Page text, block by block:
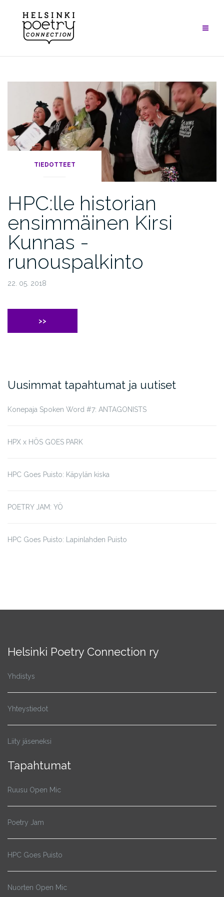
content
TIEDOTTEET
HPC:lle historian
ensimmäinen Kirsi
Kunnas -
runouspalkinto
22. 05. 2018
>>
Uusimmat tapahtumat ja uutiset
Konepaja Spoken Word #7: ANTAGONISTS
HPX x HÖS GOES PARK
HPC Goes Puisto: Käpylän kiska
POETRY JAM: YÖ
HPC Goes Puisto: Lapinlahden Puisto
Helsinki Poetry Connection ry
Yhdistys
Yhteystiedot
Liity jäseneksi
Tapahtumat
Ruusu Open Mic
Poetry Jam
HPC Goes Puisto
Nuorten Open Mic